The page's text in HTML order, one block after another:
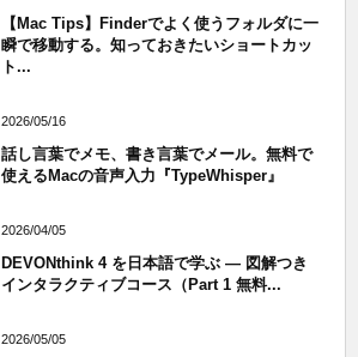
【Mac Tips】Finderでよく使うフォルダに一
瞬で移動する。知っておきたいショートカッ
ト...
2026/05/16
話し言葉でメモ、書き言葉でメール。無料で
使えるMacの音声入力『TypeWhisper』
2026/04/05
DEVONthink 4 を日本語で学ぶ — 図解つき
インタラクティブコース（Part 1 無料...
2026/05/05